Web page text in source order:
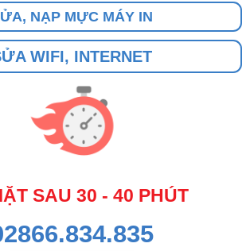
NẠP MỰC MÁY IN
WIFI, INTERNET
SAU 30 - 40 PHÚT